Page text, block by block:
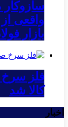
واقعی
بازار
فلز سرخ
کالا شد
اخبار